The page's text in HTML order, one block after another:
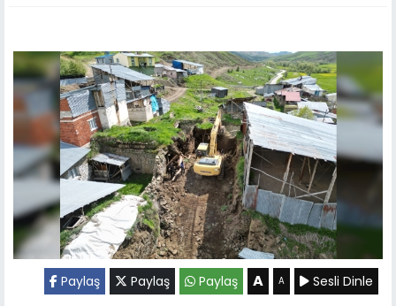
Paylaş Paylaş Paylaş A A
Sesli Dinle